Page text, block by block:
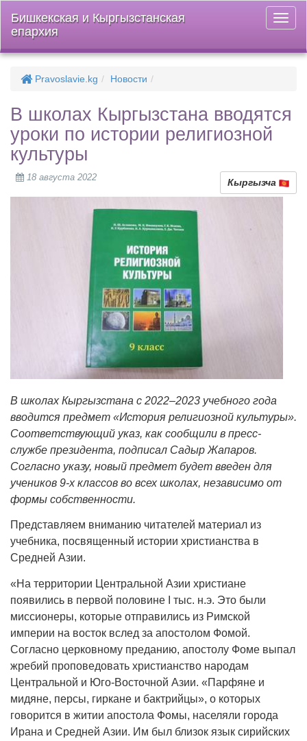
меню
Бишкекская и Кыргызстанская
епархия
Pravoslavie.kg Новости
В школах Кыргызстана вводятся
уроки по истории религиозной
культуры
18 августа 2022 Кыргызча
В школах Кыргызстана с 2022–2023 учебного года
вводится предмет «История религиозной культуры».
Соответствующий указ, как сообщили в пресс-
службе президента, подписал Садыр Жапаров.
Согласно указу, новый предмет будет введен для
учеников 9-х классов во всех школах, независимо от
формы собственности.
Представляем вниманию читателей материал из
учебника, посвященный истории христианства в
Средней Азии.
«На территории Центральной Азии христиане
появились в первой половине I тыс. н.э. Это были
миссионеры, которые отправились из Римской
империи на восток вслед за апостолом Фомой.
Согласно церковному преданию, апостолу Фоме выпал
жребий проповедовать христианство народам
Центральной и Юго-Восточной Азии. «Парфяне и
мидяне, персы, гиркане и бактрийцы», о которых
говорится в житии апостола Фомы, населяли города
Ирана и Средней Азии. Им был близок язык сирийских